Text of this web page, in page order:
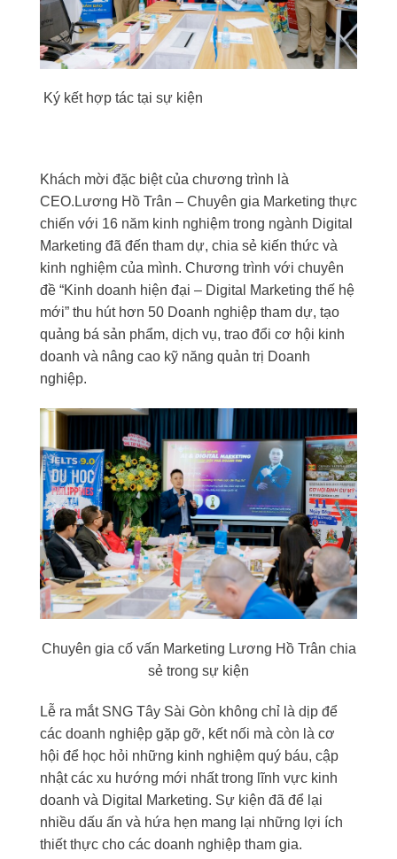
Ký kết hợp tác tại sự kiện
Khách mời đặc biệt của chương trình là
CEO.Lương Hồ Trân – Chuyên gia Marketing thực
chiến với 16 năm kinh nghiệm trong ngành Digital
Marketing đã đến tham dự, chia sẻ kiến thức và
kinh nghiệm của mình. Chương trình với chuyên
đề “Kinh doanh hiện đại – Digital Marketing thế hệ
mới” thu hút hơn 50 Doanh nghiệp tham dự, tạo
quảng bá sản phẩm, dịch vụ, trao đổi cơ hội kinh
doanh và nâng cao kỹ năng quản trị Doanh
nghiệp.
Chuyên gia cố vấn Marketing Lương Hồ Trân chia
sẻ trong sự kiện
Lễ ra mắt SNG Tây Sài Gòn không chỉ là dịp để
các doanh nghiệp gặp gỡ, kết nối mà còn là cơ
hội để học hỏi những kinh nghiệm quý báu, cập
nhật các xu hướng mới nhất trong lĩnh vực kinh
doanh và Digital Marketing. Sự kiện đã để lại
nhiều dấu ấn và hứa hẹn mang lại những lợi ích
thiết thực cho các doanh nghiệp tham gia.